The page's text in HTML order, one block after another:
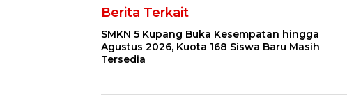
Berita Terkait
SMKN 5 Kupang Buka Kesempatan hingga
Agustus 2026, Kuota 168 Siswa Baru Masih
Tersedia